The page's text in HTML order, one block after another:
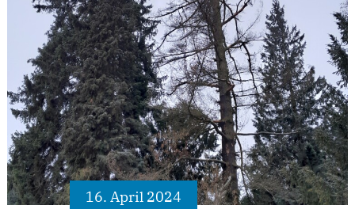
16. April 2024